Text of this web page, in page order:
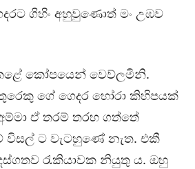
ගිහිං අහුවුණොත් මං උඹව
කෝපයෙන් වෙව්ලමිනි.
ගේ ගෙදර හෝරා කිහිපයක්
ඒ තරම් තරහ ගත්තේ
විසල් ට වැටහුණේ නැත. එකී
රැකියාවක නියුතු ය. ඔහු